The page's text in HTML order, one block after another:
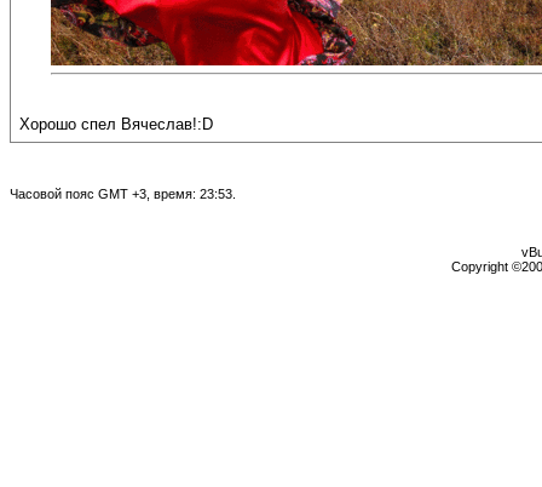
Хорошо спел Вячеслав!:D
Часовой пояс GMT +3, время: 23:53
Copyright